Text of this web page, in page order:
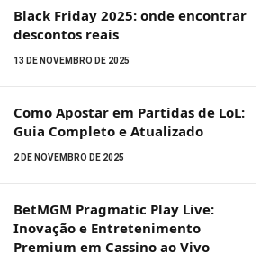
Black Friday 2025: onde encontrar
descontos reais
13 DE NOVEMBRO DE 2025
Como Apostar em Partidas de LoL:
Guia Completo e Atualizado
2 DE NOVEMBRO DE 2025
BetMGM Pragmatic Play Live:
Inovação e Entretenimento
Premium em Cassino ao Vivo